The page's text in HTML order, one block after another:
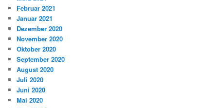
Februar 2021
Januar 2021
Dezember 2020
November 2020
Oktober 2020
September 2020
August 2020
Juli 2020
Juni 2020
Mai 2020